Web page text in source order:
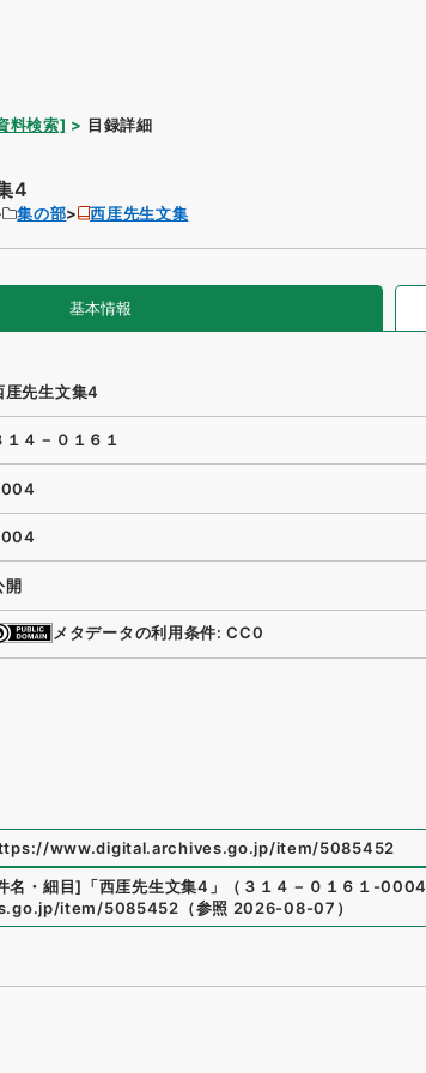
料検索] 目録詳細
4
集の部 西厓先生文集
基本情報
厓先生文集4
１４－０１６１
開
メタデータの利用条件: CC0
www.digital.archives.go.jp/item/5085452
名・細目] 「西厓先生文集4 」 （ ３１４－０１６１-0004
item/5085452 （参照 2026-08-07 ）